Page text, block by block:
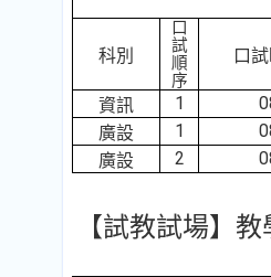
科別
口
試
順
序
口
資訊 1
廣設
1
廣設
2
【試教試場】